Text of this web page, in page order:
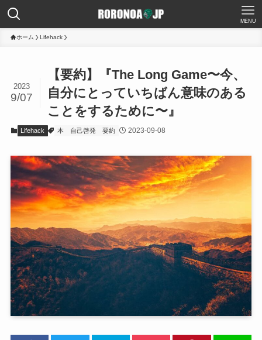
MENU
ホーム Lifehack
【要約】『The Long Game〜今、
自分にとっていちばん意味のある
ことをするために〜』
2023
9/07
Lifehack 本 自己啓発 要約 2023-09-08